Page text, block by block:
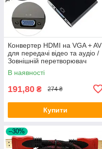
Конвертер HDMI на VGA + AV
для передачі відео та аудіо /
Зовнішній перетворювач
HDMI - VGA /
Відеоперехідник
В наявності
191,80 ₴ 274 ₴
Купити
–30%